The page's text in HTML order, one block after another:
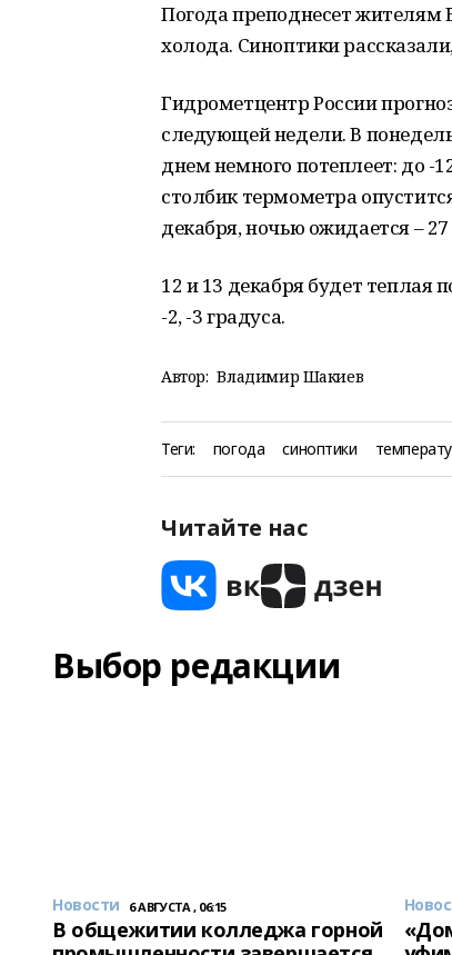
Погода преподнесет
холода. Синоптики
Гидрометцентр России
следующей недели. В
днем немного потеплеет: до -
столбик термометра
декабря, ночью ожидается –
12 и 13 декабря будет теплая
-2, -3 градуса.
Автор: Владимир Шакиев
Теги: погода синоптики
Читайте нас
Выбор редакции
Новости 6 АВГУСТА , 06:15
В общежитии колледжа горной